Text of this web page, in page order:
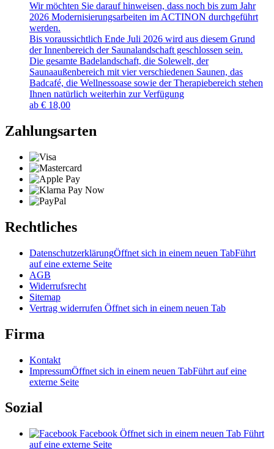
Wir möchten Sie darauf hinweisen, dass noch bis zum Jahr
2026 Modernisierungsarbeiten im ACTINON durchgeführt
werden.
Bis voraussichtlich Ende Juli 2026 wird aus diesem Grund
der Innenbereich der Saunalandschaft geschlossen sein.
Die gesamte Badelandschaft, die Solewelt, der
Saunaaußenbereich mit vier verschiedenen Saunen, das
Badcafé, die Wellnessoase sowie der Therapiebereich stehen
Ihnen natürlich weiterhin zur Verfügung
ab € 18,00
Zahlungsarten
Rechtliches
DatenschutzerklärungÖffnet sich in einem neuen TabFührt
auf eine externe Seite
AGB
Widerrufsrecht
Sitemap
Vertrag widerrufen Öffnet sich in einem neuen Tab
Firma
Kontakt
ImpressumÖffnet sich in einem neuen TabFührt auf eine
externe Seite
Sozial
Facebook Öffnet sich in einem neuen Tab Führt
auf eine externe Seite